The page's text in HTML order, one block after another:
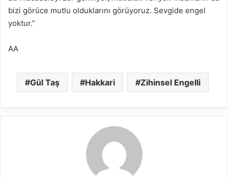
bizi görüce mutlu olduklarını görüyoruz. Sevgide engel
yoktur.”
AA
Gül Taş Hakkari Zihinsel Engelli